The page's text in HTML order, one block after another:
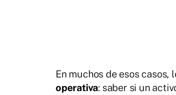
En muchos de esos
operativa: saber si un